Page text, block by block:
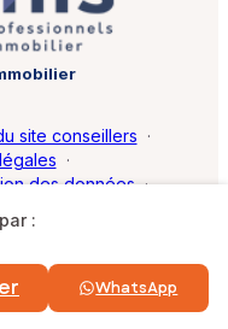
:
WhatsApp
réservés.
site conseillers ·
·
des données ·